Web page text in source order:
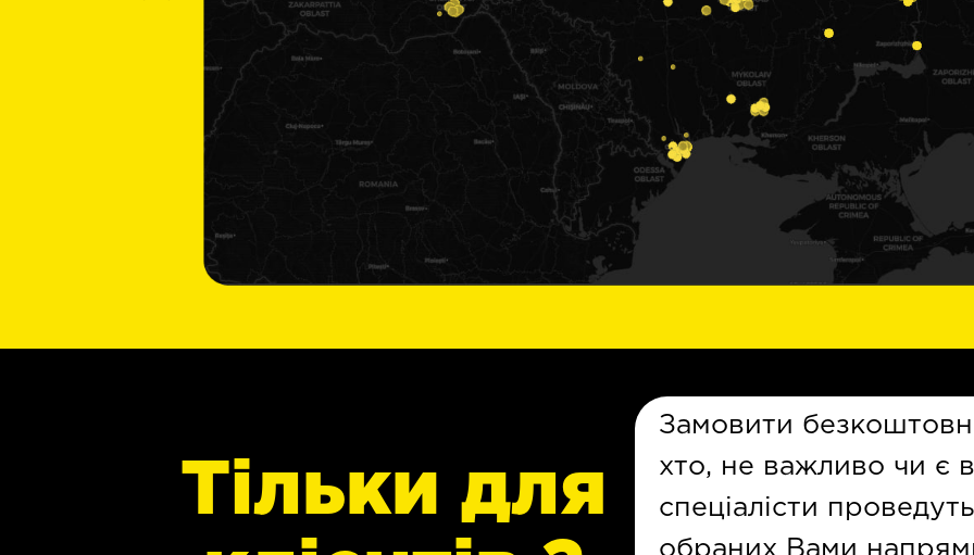
Тільки для
Замовити
хто, не важливо чи є
спеціалісти
обраних Вами